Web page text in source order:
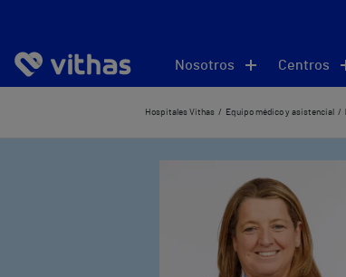
Nosotros Centros
Hospitales Vithas Equipo médico y asistencial